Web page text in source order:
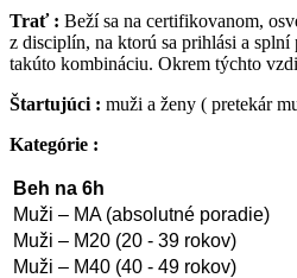
Trať : Beží sa na certifikovanom,
z disciplín, na ktorú sa prihlási a
takúto kombináciu. Okrem týchto
Štartujúci : muži a ženy ( pretekár
Kategórie :
Beh na 6h
Muži – MA (absolutné poradie)
Muži – M20 (20 - 39 rokov)
Muži – M40 (40 - 49 rokov)